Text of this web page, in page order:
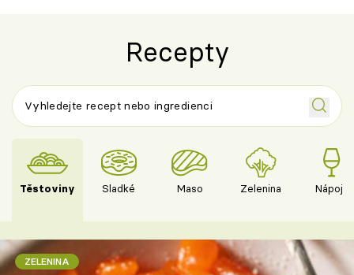
Recepty
Těstoviny Sladké Maso Zelenina Nápoje
ZELENINA